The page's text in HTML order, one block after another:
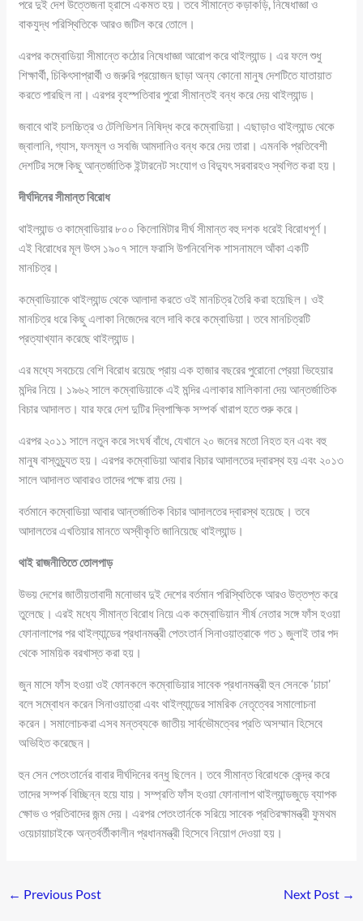
পরে দুই দেশ উত্তেজনা হ্রাসে একমত হয়। তবে সীমান্তে কড়াকড়ি, নিষেধাজ্ঞা ও
বাকযুদ্ধ পরিস্থিতিকে আরও জটিল করে তোলে।
এরপর কম্বোডিয়া সীমান্তে কঠোর নিষেধাজ্ঞা আরোপ করে থাইল্যান্ড। এর ফলে শুধু
শিক্ষার্থী, চিকিৎসাপ্রার্থী ও জরুরি প্রয়োজন ছাড়া অন্য কোনো মানুষ দেশটিতে যাতায়াত
করতে পারছিল না। এরপর বৃহস্পতিবার পুরো সীমান্তই বন্ধ করে দেয় থাইল্যান্ড।
জবাবে থাই চলচ্চিত্র ও টেলিভিশন নিষিদ্ধ করে কম্বোডিয়া। এছাড়াও থাইল্যান্ড থেকে
জ্বালানি, গ্যাস, ফলমূল ও সবজি আমদানিও বন্ধ করে দেয় তারা। এমনকি প্রতিবেশী
দেশটির সঙ্গে কিছু আন্তর্জাতিক ইন্টারনেট সংযোগ ও বিদ্যুৎ সরবারহও স্থগিত করা হয়।
দীর্ঘদিনের সীমান্ত বিরোধ
থাইল্যান্ড ও কাম্বোডিয়ার ৮০০ কিলোমিটার দীর্ঘ সীমান্ত বহু দশক ধরেই বিরোধপূর্ণ।
এই বিরোধের মূল উৎস ১৯০৭ সালে ফরাসি উপনিবেশিক শাসনামলে আঁকা একটি
মানচিত্র।
কম্বোডিয়াকে থাইল্যান্ড থেকে আলাদা করতে ওই মানচিত্র তৈরি করা হয়েছিল। ওই
মানচিত্র ধরে কিছু এলাকা নিজেদের বলে দাবি করে কম্বোডিয়া। তবে মানচিত্রটি
প্রত্যাখ্যান করেছে থাইল্যান্ড।
এর মধ্যে সবচেয়ে বেশি বিরোধ রয়েছে প্রায় এক হাজার বছরের পুরোনো প্রেয়া ভিহেয়ার
মন্দির নিয়ে। ১৯৬২ সালে কম্বোডিয়াকে এই মন্দির এলাকার মালিকানা দেয় আন্তর্জাতিক
বিচার আদালত। যার ফরে দেশ দুটির দ্বিপাক্ষিক সম্পর্ক খারাপ হতে শুরু করে।
এরপর ২০১১ সালে নতুন করে সংঘর্ষ বাঁধে, যেখানে ২০ জনের মতো নিহত হন এবং বহু
মানুষ বাস্তুচ্যুত হয়। এরপর কম্বোডিয়া আবার বিচার আদালতের দ্বারস্থ হয় এবং ২০১৩
সালে আদালত আবারও তাদের পক্ষে রায় দেয়।
বর্তমানে কম্বোডিয়া আবার আন্তর্জাতিক বিচার আদালতের দ্বারস্থ হয়েছে। তবে
আদালতের এখতিয়ার মানতে অস্বীকৃতি জানিয়েছে থাইল্যান্ড।
থাই রাজনীতিতে তোলপাড়
উভয় দেশের জাতীয়তাবাদী মনোভাব দুই দেশের বর্তমান পরিস্থিতিকে আরও উত্তপ্ত করে
তুলেছে। এরই মধ্যে সীমান্ত বিরোধ নিয়ে এক কম্বোডিয়ান শীর্ষ নেতার সঙ্গে ফাঁস হওয়া
ফোনালাপের পর থাইল্যান্ডের প্রধানমন্ত্রী পেতংতার্ন সিনাওয়াত্রাকে গত ১ জুলাই তার পদ
থেকে সাময়িক বরখাস্ত করা হয়।
জুন মাসে ফাঁস হওয়া ওই ফোনকলে কম্বোডিয়ার সাবেক প্রধানমন্ত্রী হুন সেনকে ‘চাচা’
বলে সম্বোধন করেন সিনাওয়াত্রা এবং থাইল্যান্ডের সামরিক নেতৃত্বের সমালোচনা
করেন। সমালোচকরা এসব মন্তব্যকে জাতীয় সার্বভৌমত্বের প্রতি অসম্মান হিসেবে
অভিহিত করেছেন।
হুন সেন পেতংতার্নের বাবার দীর্ঘদিনের বন্ধু ছিলেন। তবে সীমান্ত বিরোধকে কেন্দ্র করে
তাদের সম্পর্ক বিচ্ছিন্ন হয়ে যায়। সম্প্রতি ফাঁস হওয়া ফোনালাপ থাইল্যান্ডজুড়ে ব্যাপক
ক্ষোভ ও প্রতিবাদের জন্ম দেয়। এরপর পেতংতার্নকে সরিয়ে সাবেক প্রতিরক্ষামন্ত্রী ফুমথম
ওয়েচায়াচাইকে অন্তর্বর্তীকালীন প্রধানমন্ত্রী হিসেবে নিয়োগ দেওয়া হয়।
← Previous Post Next Post →